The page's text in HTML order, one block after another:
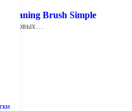
Сleaning Brush Simple